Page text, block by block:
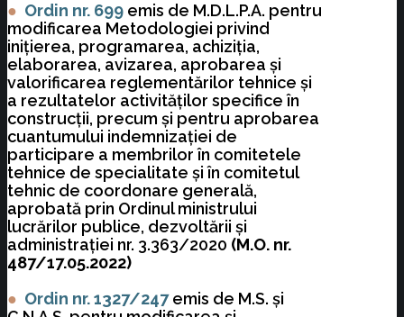
● Ordin nr. 699 emis de M.D.L.P.A. pentru
modificarea Metodologiei privind
iniţierea, programarea, achiziţia,
elaborarea, avizarea, aprobarea şi
valorificarea reglementărilor tehnice şi
a rezultatelor activităţilor specifice în
construcţii, precum şi pentru aprobarea
cuantumului indemnizaţiei de
participare a membrilor în comitetele
tehnice de specialitate şi în comitetul
tehnic de coordonare generală,
aprobată prin Ordinul ministrului
lucrărilor publice, dezvoltării şi
administraţiei nr. 3.363/2020 (M.O. nr.
487/17.05.2022)
● Ordin nr. 1327/247emis de M.S. și